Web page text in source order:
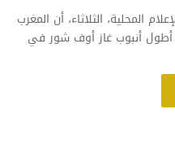
المحلية، الثلاثاء، أن المغرب
أطول أنبوب غاز أوف شور في